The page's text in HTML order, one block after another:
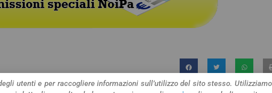
utenti e per raccogliere informazioni sull’utilizzo del sito stesso.